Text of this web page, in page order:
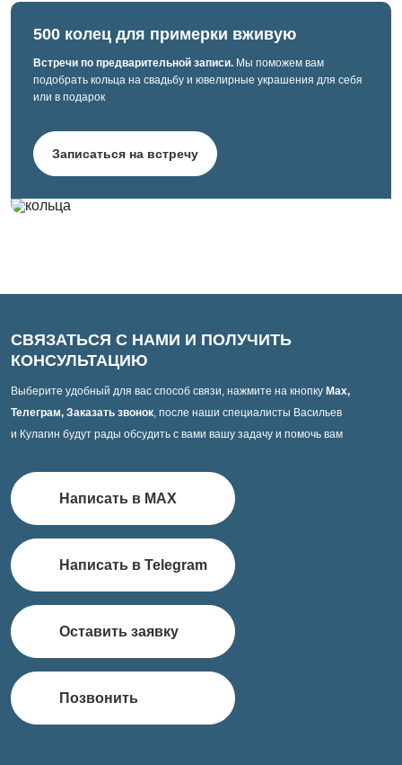
500 колец для примерки вживую
Встречи по предварительной записи. Мы поможем вам
подобрать кольца на свадьбу и ювелирные украшения для себя
или в подарок
Записаться на встречу
СВЯЗАТЬСЯ С НАМИ И ПОЛУЧИТЬ
КОНСУЛЬТАЦИЮ
Выберите удобный для вас способ связи, нажмите на кнопку Max,
Телеграм, Заказать звонок, после наши специалисты Васильев
и Кулагин будут рады обсудить с вами вашу задачу и помочь вам
Написать в MAX
Написать в Telegram
Оставить заявку
Позвонить